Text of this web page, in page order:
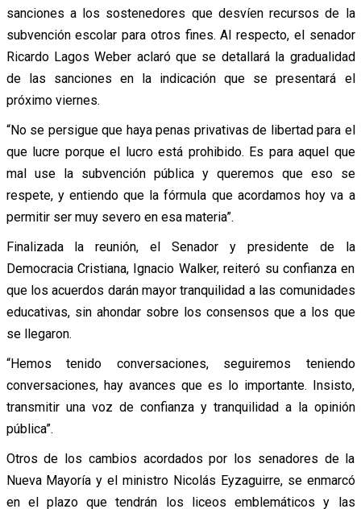
sanciones a los sostenedores que desvíen recursos de la
subvención escolar para otros fines. Al respecto, el senador
Ricardo Lagos Weber aclaró que se detallará la gradualidad
de las sanciones en la indicación que se presentará el
próximo viernes.
“No se persigue que haya penas privativas de libertad para el
que lucre porque el lucro está prohibido. Es para aquel que
mal use la subvención pública y queremos que eso se
respete, y entiendo que la fórmula que acordamos hoy va a
permitir ser muy severo en esa materia”.
Finalizada la reunión, el Senador y presidente de la
Democracia Cristiana, Ignacio Walker, reiteró su confianza en
que los acuerdos darán mayor tranquilidad a las comunidades
educativas, sin ahondar sobre los consensos que a los que
se llegaron.
“Hemos tenido conversaciones, seguiremos teniendo
conversaciones, hay avances que es lo importante. Insisto,
transmitir una voz de confianza y tranquilidad a la opinión
pública”.
Otros de los cambios acordados por los senadores de la
Nueva Mayoría y el ministro Nicolás Eyzaguirre, se enmarcó
en el plazo que tendrán los liceos emblemáticos y las